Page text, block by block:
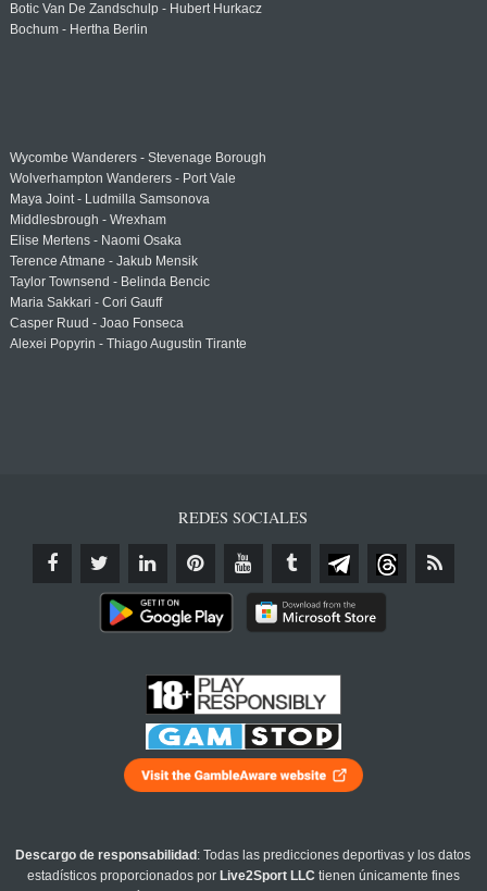
Botic Van De Zandschulp - Hubert Hurkacz
Bochum - Hertha Berlin
Wycombe Wanderers - Stevenage Borough
Wolverhampton Wanderers - Port Vale
Maya Joint - Ludmilla Samsonova
Middlesbrough - Wrexham
Elise Mertens - Naomi Osaka
Terence Atmane - Jakub Mensik
Taylor Townsend - Belinda Bencic
Maria Sakkari - Cori Gauff
Casper Ruud - Joao Fonseca
Alexei Popyrin - Thiago Augustin Tirante
REDES SOCIALES
Descargo de responsabilidad : Todas las predicciones deportivas y los datos
estadísticos proporcionados por Live2Sport LLC tienen únicamente fines